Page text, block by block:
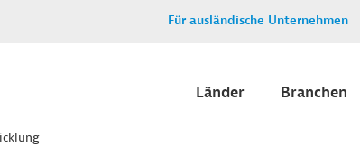
Für ausländische Unternehmen
Länder Branchen